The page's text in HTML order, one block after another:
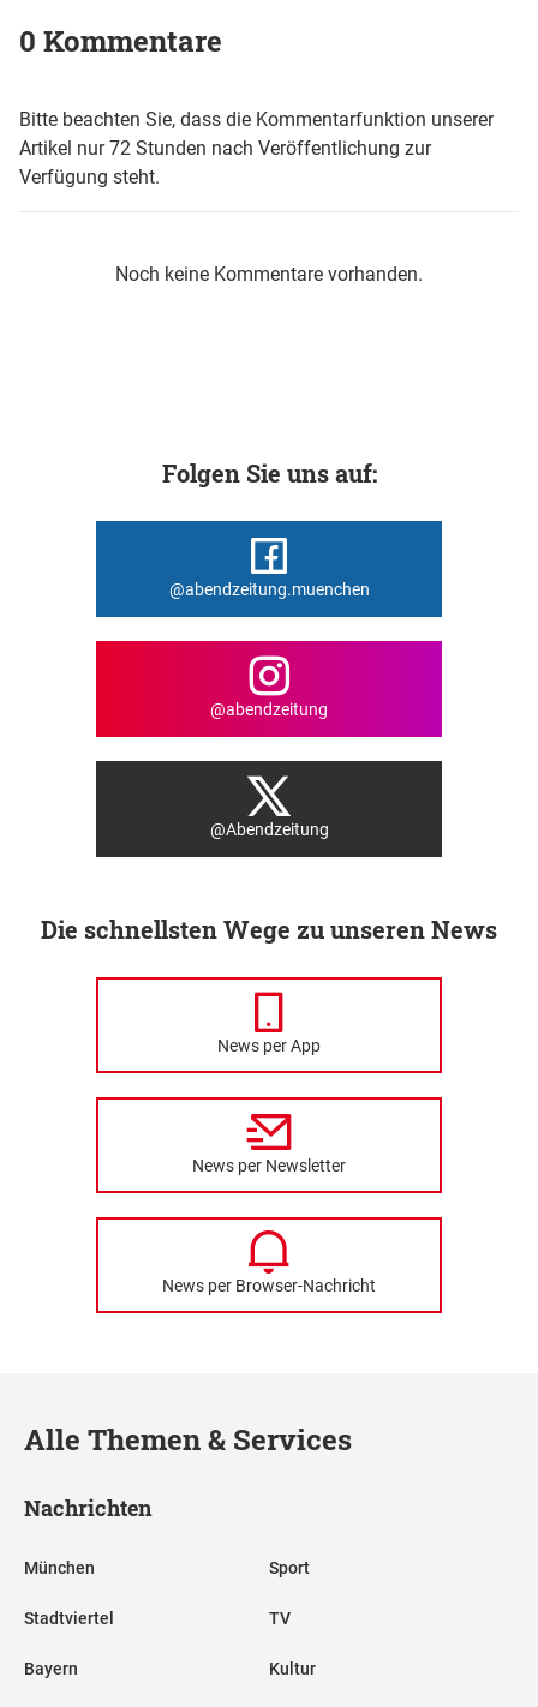
0 Kommentare
Bitte beachten Sie, dass die Kommentarfunktion unserer
Artikel nur 72 Stunden nach Veröffentlichung zur
Verfügung steht.
Noch keine Kommentare vorhanden.
Folgen Sie uns auf:
@abendzeitung.muenchen
@abendzeitung
@Abendzeitung
Die schnellsten Wege zu unseren News
News per App
News per Newsletter
News per Browser-Nachricht
Alle Themen & Services
Nachrichten
München
Stadtviertel
Bayern
Sport
TV
Kultur